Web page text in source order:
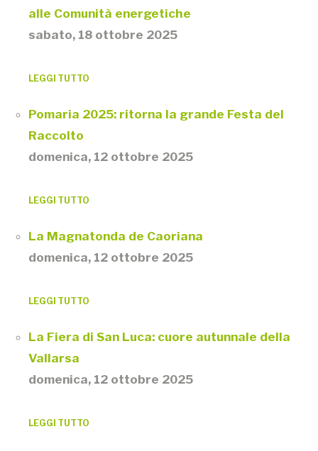
alle Comunità energetiche
sabato, 18 ottobre 2025
LEGGI TUTTO
Pomaria 2025: ritorna la grande Festa del
Raccolto
domenica, 12 ottobre 2025
LEGGI TUTTO
La Magnatonda de Caoriana
domenica, 12 ottobre 2025
LEGGI TUTTO
La Fiera di San Luca: cuore autunnale della
Vallarsa
domenica, 12 ottobre 2025
LEGGI TUTTO